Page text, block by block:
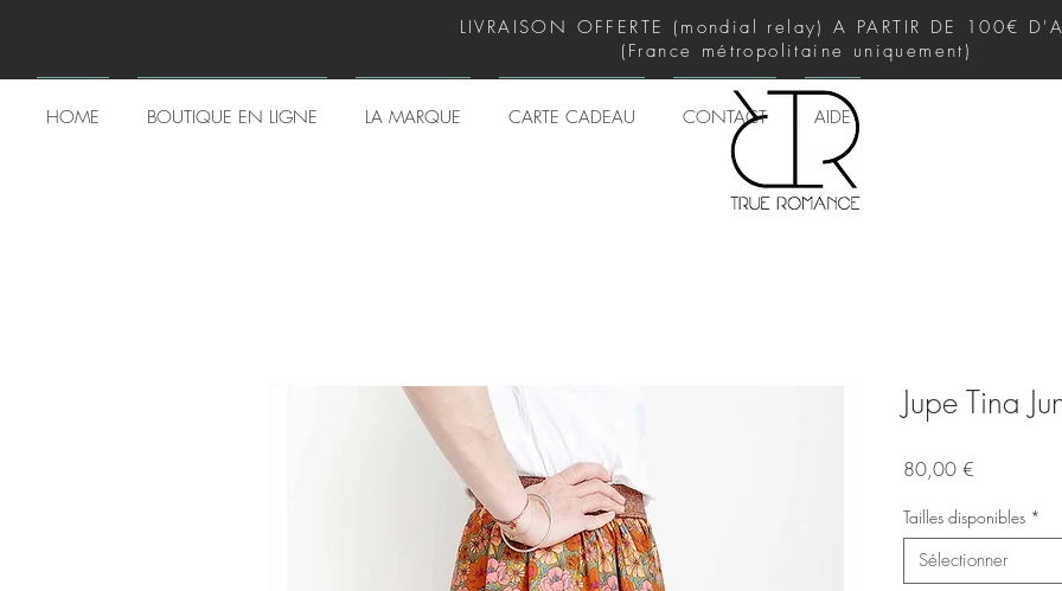
HOME BOUTIQUE EN LIGNE LA MARQUE CARTE CADEAU CONTACT AIDE
LIVRAISON OFFERTE (mondial relay) A PARTIR DE 100€
(France métropolitaine uniquement)
Jupe Tina
80,00 €
Tailles disponibles *
Sélectionner